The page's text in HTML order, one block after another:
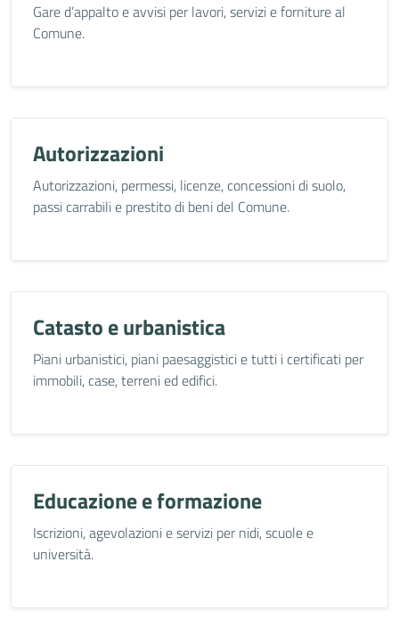
Gare d’appalto e avvisi per lavori, servizi e forniture al
Comune.
Autorizzazioni
Autorizzazioni, permessi, licenze, concessioni di suolo,
passi carrabili e prestito di beni del Comune.
Catasto e urbanistica
Piani urbanistici, piani paesaggistici e tutti i certificati per
immobili, case, terreni ed edifici.
Educazione e formazione
Iscrizioni, agevolazioni e servizi per nidi, scuole e
università.